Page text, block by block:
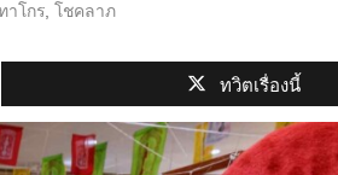
าโกร โชคลาภ
ทวิตเรื่องนี้